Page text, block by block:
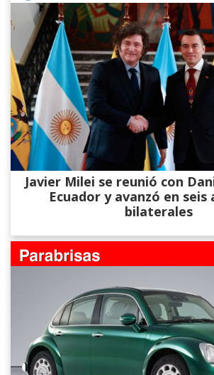
Javier Milei se reunió con
Ecuador y avanzó en seis
bilaterales